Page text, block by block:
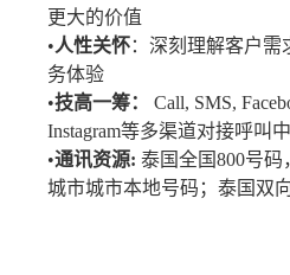
更大的价值
•人性关怀：深刻理解客户需
务体验
•技高一筹：
Call, SMS,
Instagram等多渠道对接呼叫
•通讯资源:泰国全国800号
城市城市本地号码；泰国双